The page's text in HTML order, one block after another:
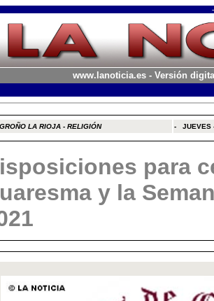
www.lanoticia.es - Versión
LA RIOJA - RELIGIÓN - JUEVES
para
y la